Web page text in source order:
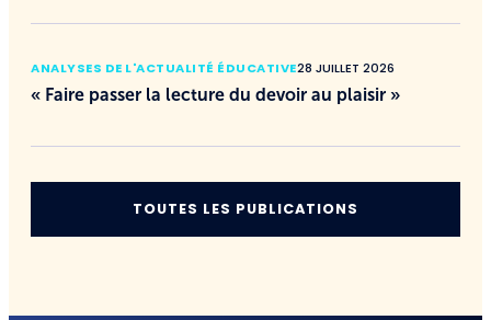
ANALYSES DE L'ACTUALITÉ ÉDUCATIVE28 JUILLET 2026
« Faire passer la lecture du devoir au plaisir »
TOUTES LES PUBLICATIONS